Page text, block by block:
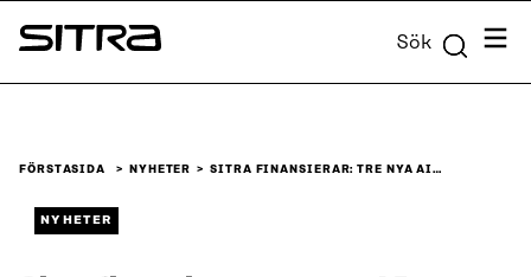
Skip to
content
Sitra Sök Meny
FÖRSTASIDA NYHETER SITRA FINANSIERAR: TRE NYA AI…
NYHETER